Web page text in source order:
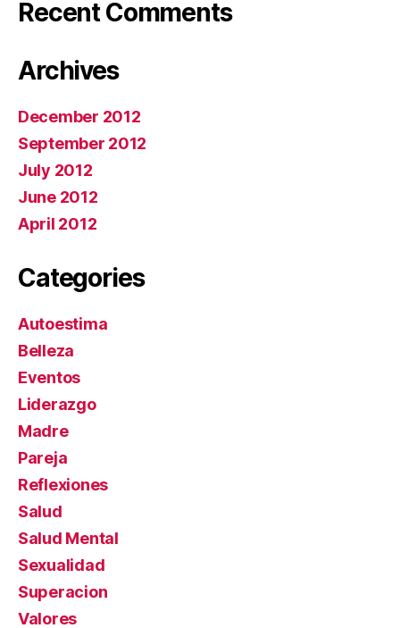
Recent Comments
Archives
December 2012
September 2012
July 2012
June 2012
April 2012
Categories
Autoestima
Belleza
Eventos
Liderazgo
Madre
Pareja
Reflexiones
Salud
Salud Mental
Sexualidad
Superacion
Valores